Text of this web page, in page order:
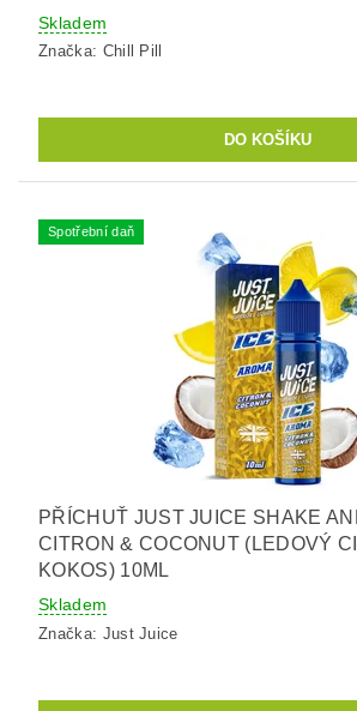
Skladem
Značka: Chill Pill
Spotřební daň
PŘÍCHUŤ JUST JUICE SHAKE
CITRON & COCONUT (LEDOVÝ
KOKOS) 10ML
Skladem
Značka: Just Juice